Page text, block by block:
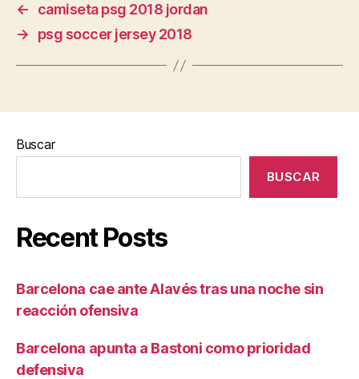
←
camiseta psg 2018 jordan
→
psg soccer jersey 2018
Buscar
BUSCAR
Recent Posts
Barcelona cae ante Alavés tras una noche sin
reacción ofensiva
Barcelona apunta a Bastoni como prioridad
defensiva